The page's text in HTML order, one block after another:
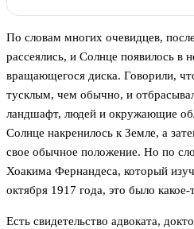
По словам многих очевидцев,
рассеялись, и Солнце появилось в
вращающегося диска. Говорили,
тусклым, чем обычно, и
ландшафт, людей и окружающие
Солнце накренилось к Земле, а
свое обычное положение. Но по
Хоакима Фернандеса, который
октября 1917 года, это было какое-
Есть свидетельство адвоката,